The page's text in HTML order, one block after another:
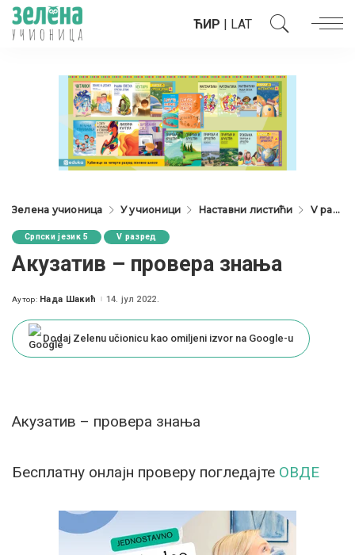
ЋИР | LAT
Зелена учионица У учионици Наставни листићи V разред
Српски језик 5 V разред
Акузатив – провера знања
Posted
Аутор: Нада Шакић 14. јул 2022.
Dodaj Zelenu učionicu kao omiljeni izvor na Google-u
Акузатив – провера знања
Бесплатну онлајн проверу погледајте ОВДЕ